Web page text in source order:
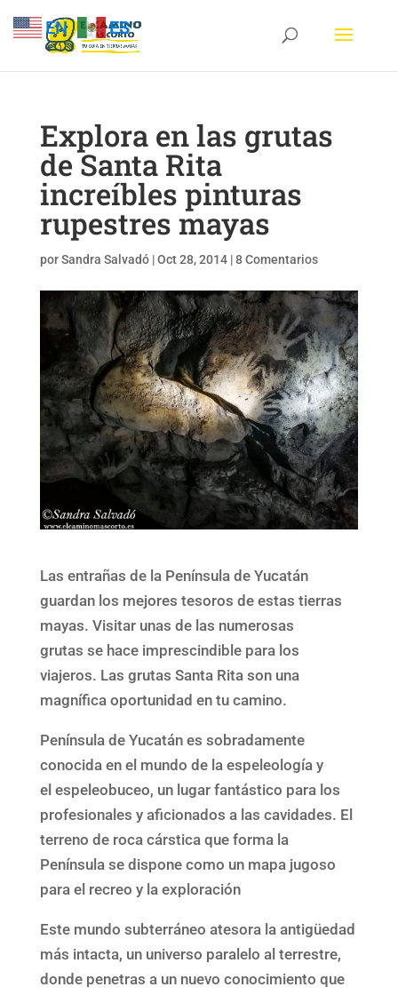
Explora en las grutas
de Santa Rita
increíbles pinturas
rupestres mayas
porSandra Salvadó|Oct 28, 2014|8 Comentarios
Las entrañas de la Península de Yucatán
guardan los mejores tesoros de estas tierras
mayas. Visitar unas de las numerosas
grutas se hace imprescindible para los
viajeros. Las grutas Santa Rita son una
magnífica oportunidad en tu camino.
Península de Yucatán es sobradamente
conocida en el mundo de la espeleología y
el espeleobuceo, un lugar fantástico para los
profesionales y aficionados a las cavidades. El
terreno de roca cárstica que forma la
Península se dispone como un mapa jugoso
para el recreo y la exploración
Este mundo subterráneo atesora la antigüedad
más intacta, un universo paralelo al terrestre,
donde penetras a un nuevo conocimiento que
EN ES